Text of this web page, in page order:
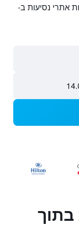
אתרי נסיעות ב-
בתוך